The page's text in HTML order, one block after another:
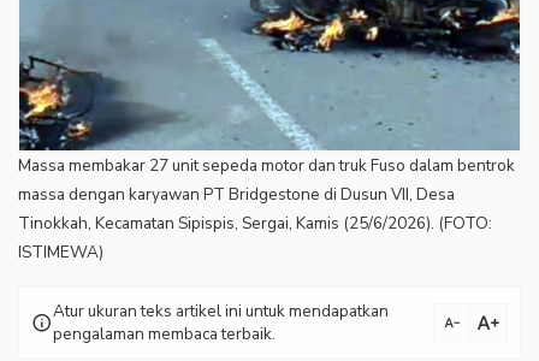
Massa membakar 27 unit sepeda motor dan truk Fuso dalam bentrok
massa dengan karyawan PT Bridgestone di Dusun VII, Desa
Tinokkah, Kecamatan Sipispis, Sergai, Kamis (25/6/2026). (FOTO:
ISTIMEWA)
infoAtur ukuran teks artikel ini untuk mendapatkan
pengalaman membaca terbaik.
text_decrease text_increase